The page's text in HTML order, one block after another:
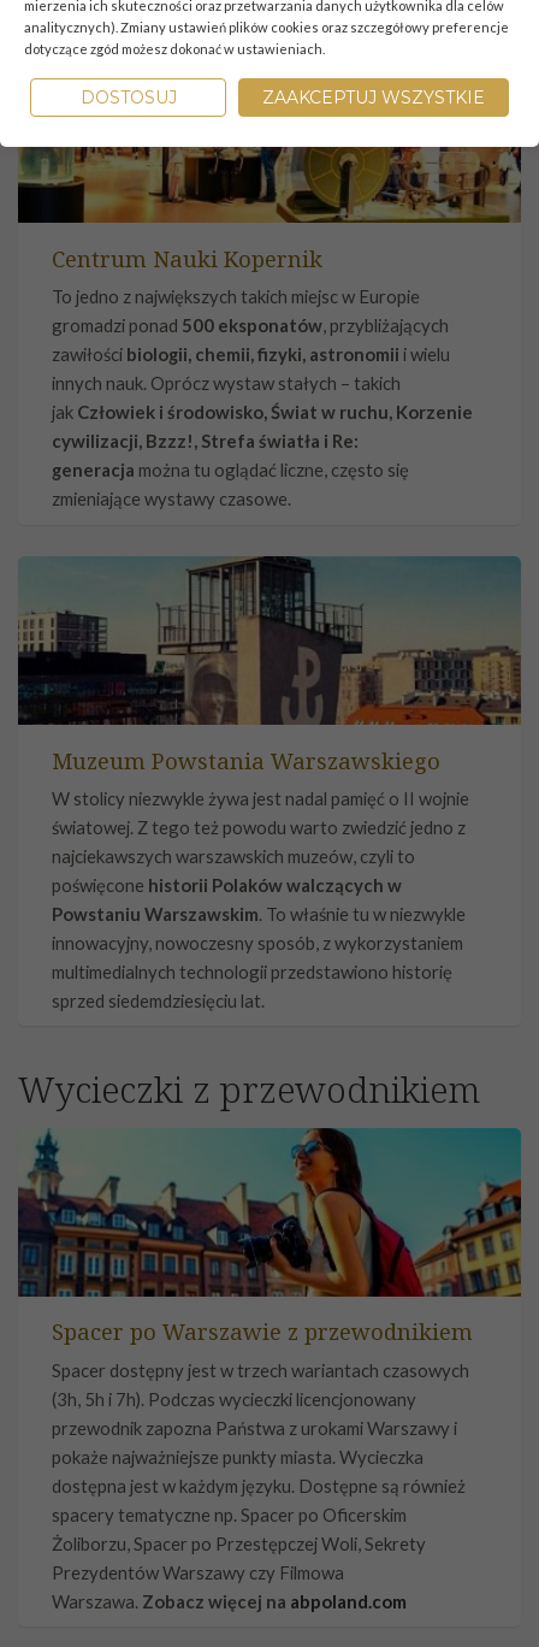
Centrum Nauki Kopernik
To jedno z największych takich miejsc w Europie
gromadzi ponad 500 eksponatów, przybliżających
zawiłości biologii, chemii, fizyki, astronomii i wielu
innych nauk. Oprócz wystaw stałych – takich
jak Człowiek i środowisko, Świat w ruchu, Korzenie
cywilizacji, Bzzz!, Strefa światła i Re:
generacja można tu oglądać liczne, często się
zmieniające wystawy czasowe.
Muzeum Powstania Warszawskiego
W stolicy niezwykle żywa jest nadal pamięć o II wojnie
światowej. Z tego też powodu warto zwiedzić jedno z
najciekawszych warszawskich muzeów, czyli to
poświęcone historii Polaków walczących w
Powstaniu Warszawskim. To właśnie tu w niezwykle
innowacyjny, nowoczesny sposób, z wykorzystaniem
multimedialnych technologii przedstawiono historię
sprzed siedemdziesięciu lat.
Wycieczki z przewodnikiem
Spacer po Warszawie z przewodnikiem
Spacer dostępny jest w trzech wariantach czasowych
(3h, 5h i 7h). Podczas wycieczki licencjonowany
przewodnik zapozna Państwa z urokami Warszawy i
pokaże najważniejsze punkty miasta. Wycieczka
dostępna jest w każdym języku. Dostępne są również
spacery tematyczne np. Spacer po Oficerskim
Żoliborzu, Spacer po Przestępczej Woli, Sekrety
Prezydentów Warszawy czy Filmowa
Warszawa. Zobacz więcej na abpoland.com
mierzenia ich skuteczności oraz przetwarzania danych użytkownika dla celów
analitycznych). Zmiany ustawień plików cookies oraz szczegółowy preferencje
dotyczące zgód możesz dokonać w ustawieniach.
DOSTOSUJ ZAAKCEPTUJ WSZYSTKIE